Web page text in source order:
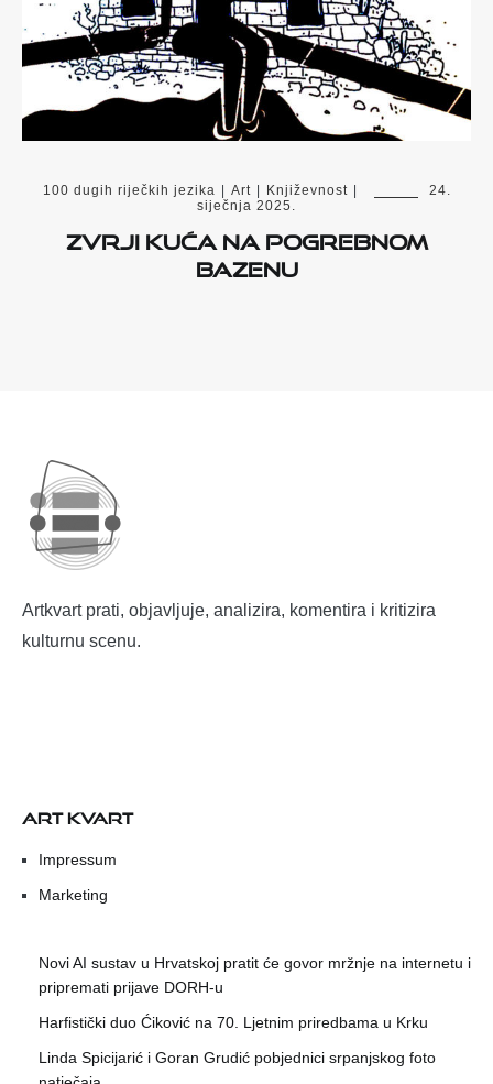
100 dugih riječkih jezika Art Književnost
24.
siječnja 2025.
ZVRJI KUĆA NA POGREBNOM
BAZENU
Artkvart prati, objavljuje, analizira, komentira i kritizira
kulturnu scenu.
ART KVART
Impressum
Marketing
Novi AI sustav u Hrvatskoj pratit će govor mržnje na internetu i
pripremati prijave DORH-u
Harfistički duo Ćiković na 70. Ljetnim priredbama u Krku
Linda Spicijarić i Goran Grudić pobjednici srpanjskog foto